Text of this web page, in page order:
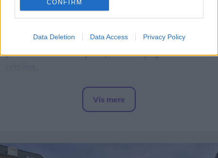
CONFIRM
Data Deletion Data Access Privacy Policy
Det fremgår af Vejdirektoratets Trafikinfo.
Uheldsstedet er sikret, men som følge af vragdele
på kørebanen er vejen spærret i sydgående
Det endelige arbejde forventes at være færdigt
Vis mere